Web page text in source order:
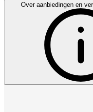
Over aanbiedingen en